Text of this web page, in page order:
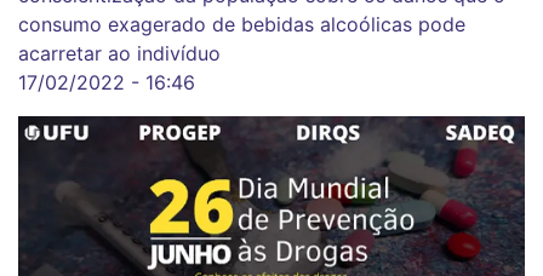
consumo exagerado de bebidas alcoólicas pode
acarretar ao indivíduo
17/02/2022 - 16:46